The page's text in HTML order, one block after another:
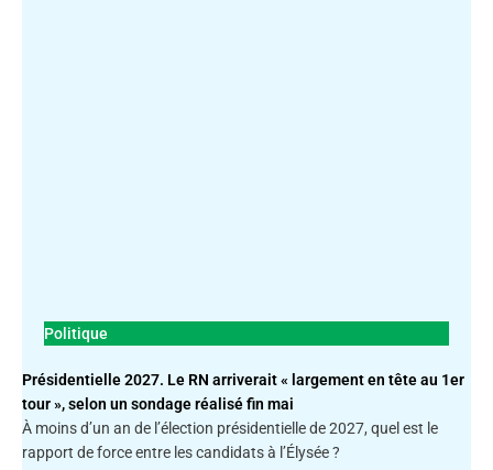
Politique
Présidentielle 2027. Le RN arriverait « largement en tête au 1er
tour », selon un sondage réalisé fin mai
À moins d’un an de l’élection présidentielle de 2027, quel est le
rapport de force entre les candidats à l’Élysée ?